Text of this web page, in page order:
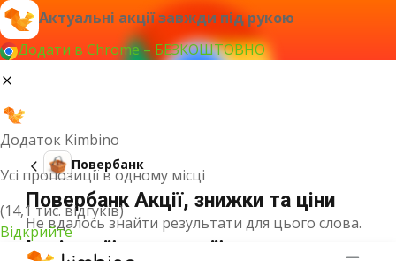
Актуальні акції завжди під рукою
Додати в Chrome – БЕЗКОШТОВНО
Додаток Kimbino
Усі пропозиції в одному місці
(14,1 тис. відгуків)
Відкрийте
Повербанк
Повербанк Акції, знижки та ціни
Не вдалось знайти результати для цього слова.
Інші акції з категорії